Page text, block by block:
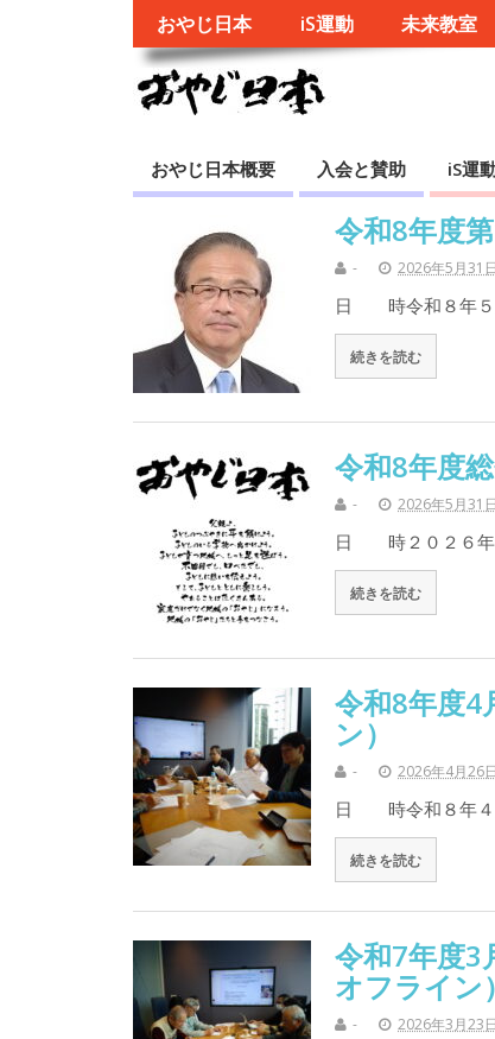
おやじ日本 iS運動 未来教室
おやじ日本概要 入会と賛助 iS運
令和8年度
- 2026年5月31日
日 時令和８年５
続きを読む
令和8年度
- 2026年5月31日
日 時２０２６年
続きを読む
令和8年度4
ン）
- 2026年4月26日
日 時令和８年４
続きを読む
令和7年度3
オフライン）
- 2026年3月23日